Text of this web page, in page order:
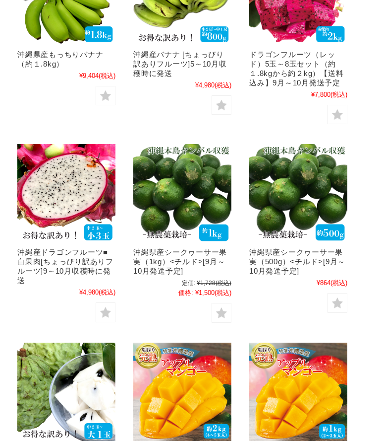
沖縄県産もっちりバナナ
（約１.8kg）
¥9,404(税込)
沖縄産バナナ [ちょっぴり
訳ありフルーツ]5～10月収
穫時に発送
¥4,980(税込)
ドラゴンフルーツ（レッ
ド）5玉～8玉セット（約
１.8kgから約２kg）【送料
込み】9月～10月発送予定
¥7,800(税込)
沖縄産ドラゴンフルーツ■
白果肉[ちょっぴり訳ありフ
ルーツ]9～10月収穫時に発
送
¥4,980(税込)
沖縄県産シークヮーサー果
実（1kg）<チルド>[9月～
10月発送予定]
定価: ¥1,728(税込)
価格: ¥1,500(税込)
沖縄県産シークヮーサー果
実（500g）<チルド>[9月～
10月発送予定]
¥864(税込)